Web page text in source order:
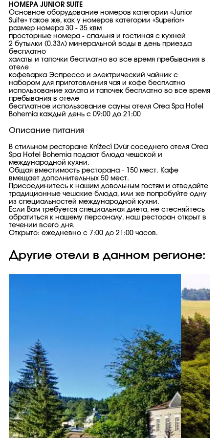
НОМЕРА JUNIOR SUITЕ
Основное оборудование номеров категории «Junior
Suite» такое же, как у номеров категории «Superior»
размер номера 30 - 35 квм
просторные номера - спальня и гостиная с кухней
2 бутылки (0.33л) минеральной воды в день приезда
бесплатно
халаты и тапочки бесплатно во все время пребывания в
отеле
кофеварка Эспрессо и электрический чайник с
набором для приготовления чая и кофе бесплатно
использование халата и тапочек бесплатно во все время
пребывания в отеле
бесплатное использование сауны отеля Orea Spa Hotel
Bohemia каждый день с 09:00 до 21:00
Описание питания
В стильном ресторане Knížecí Dvůr соседнего отеля Orea
Spa Hotel Bohemia подают блюда чешской и
международной кухни.
Общая вместимость ресторана - 150 мест. Кафе
вмещает дополнительных 50 мест.
Присоединитесь к нашим довольным гостям и отведайте
традиционные чешские блюда, или же попробуйте одну
из специальностей международной кухни.
Если Вам требуется специальная диета, не стесняйтесь
обратиться к нашему персоналу, наш ресторан открыт в
течении всего дня.
Открыто: ежедневно с 7:00 до 21:00 часов.
Другие отели в данном регионе: